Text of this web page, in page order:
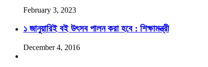
February 3, 2023
১ জানুয়ারিই বই উৎসব পালন করা হবে : শিক্ষামন্ত্রী
December 4, 2016